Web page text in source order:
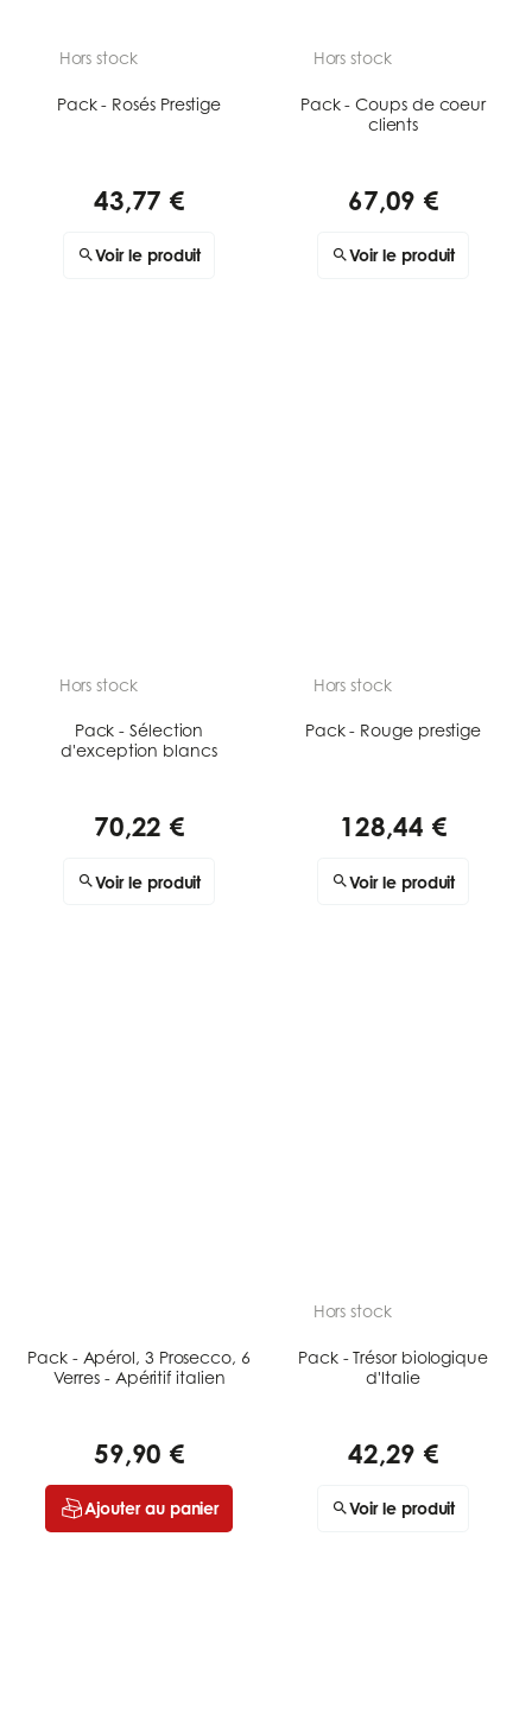
Hors stock
Pack - Rosés Prestige
43,77 €
Voir le produit
Hors stock
Pack - Coups de coeur
clients
67,09 €
Voir le produit
Hors stock
Pack - Sélection
d'exception blancs
70,22 €
Voir le produit
Hors stock
Pack - Rouge prestige
128,44 €
Voir le produit
Pack - Apérol, 3 Prosecco, 6
Verres - Apéritif italien
59,90 €
Ajouter au panier
Hors stock
Pack - Trésor biologique
d'Italie
42,29 €
Voir le produit